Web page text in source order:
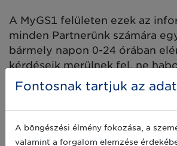
A MyGS1 felületen ezek az
minden Partnerünk számára
bármely napon 0-24 órában
kérdéseik merülnek fel, ne
kapcsolatba lépni
címen.
Továbbra is az Önök
célunk, hogy zavartalanul és
Fontosnak tartjuk az
A böngészési élmény fokozása, a
valamint a forgalom elemzése